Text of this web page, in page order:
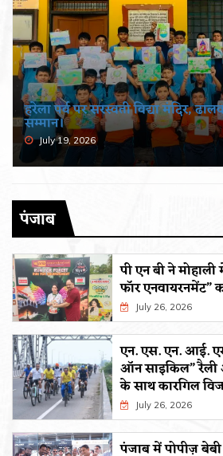
हरेला पर्व पर सरस्वती विद्या मंदिर,
सम्मान।
July 19, 2026
पंजाब
पी एन बी ने
फॉर एनवायरनमेंट”
July 26, 2026
एन. एस. एन. आई.
ऑन साइकिल” रैली
के साथ कारगिल
July 26, 2026
पंजाब में पोपीज़